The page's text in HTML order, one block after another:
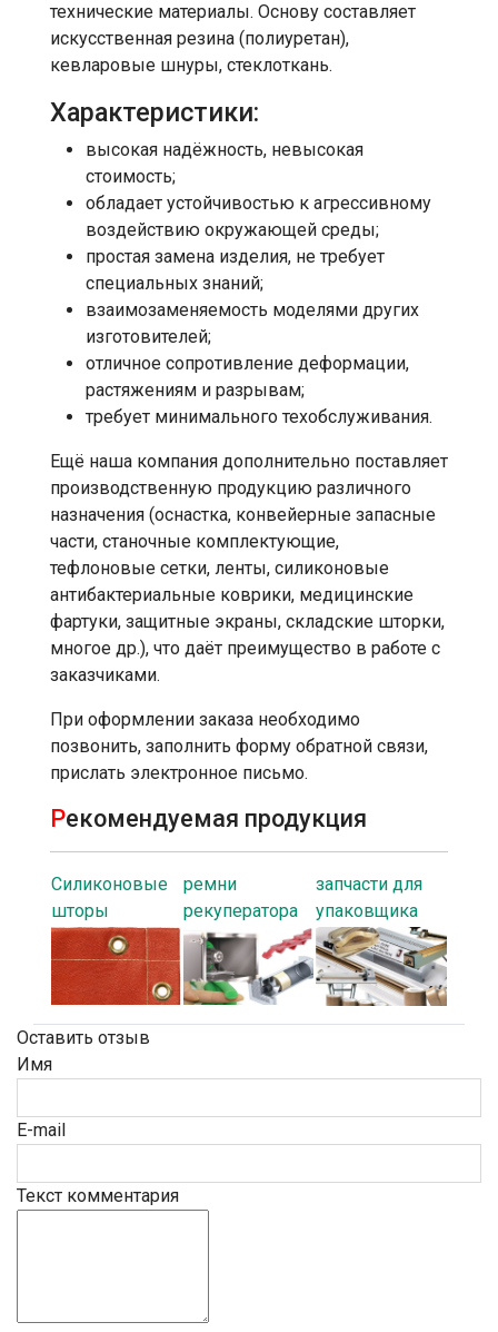
технические материалы. Основу составляет
искусственная резина (полиуретан),
кевларовые шнуры, стеклоткань.
Характеристики:
высокая надёжность, невысокая
стоимость;
обладает устойчивостью к агрессивному
воздействию окружающей среды;
простая замена изделия, не требует
специальных знаний;
взаимозаменяемость моделями других
изготовителей;
отличное сопротивление деформации,
растяжениям и разрывам;
требует минимального техобслуживания.
Ещё наша компания дополнительно поставляет
производственную продукцию различного
назначения (оснастка, конвейерные запасные
части, станочные комплектующие,
тефлоновые сетки, ленты, силиконовые
антибактериальные коврики, медицинские
фартуки, защитные экраны, складские шторки,
многое др.), что даёт преимущество в работе с
заказчиками.
При оформлении заказа необходимо
позвонить, заполнить форму обратной связи,
прислать электронное письмо.
Рекомендуемая продукция
Силиконовые
шторы
ремни
рекуператора
запчасти для
упаковщика
Оставить отзыв
Имя
E-mail
Текст комментария